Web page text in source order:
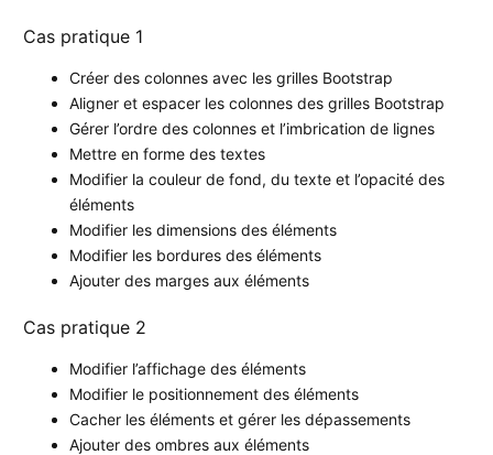
Cas pratique 1
Créer des colonnes avec les grilles Bootstrap
Aligner et espacer les colonnes des grilles Bootstrap
Gérer l’ordre des colonnes et l’imbrication de lignes
Mettre en forme des textes
Modifier la couleur de fond, du texte et l’opacité des
éléments
Modifier les dimensions des éléments
Modifier les bordures des éléments
Ajouter des marges aux éléments
Cas pratique 2
Modifier l’affichage des éléments
Modifier le positionnement des éléments
Cacher les éléments et gérer les dépassements
Ajouter des ombres aux éléments